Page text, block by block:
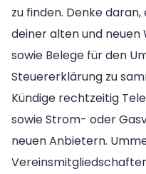
zu finden. Denke daran,
deiner alten und
sowie Belege für den
Steuererklärung zu
Kündige rechtzeitig
sowie Strom- oder
neuen Anbietern.